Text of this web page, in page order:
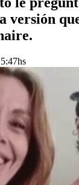
versión